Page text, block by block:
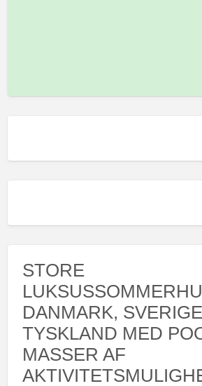
STORE
DANMARK,
TYSKLAND MED
MASSER AF